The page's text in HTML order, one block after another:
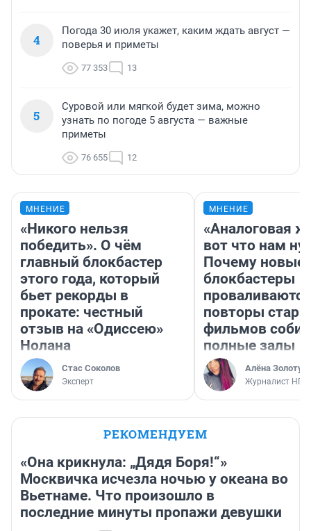
4
Погода 30 июля укажет, каким ждать август —
поверья и приметы
77 353 13
5
Суровой или мягкой будет зима, можно
узнать по погоде 5 августа — важные
приметы
76 655 12
МНЕНИЕ
«Никого нельзя
победить». О чём
главный блокбастер
этого года, который
бьет рекорды в
прокате: честный
отзыв на «Одиссею»
Нолана
Стас Соколов
Эксперт
МНЕНИЕ
«Аналоговая
вот что нам
Почему новые
блокбастеры
повторы
фильмов
полные залы
Алёна
Журналист НГС
РЕКОМЕНДУЕМ
«Она крикнула: „Дядя Боря!“»
Москвичка исчезла ночью у океана во
Вьетнаме. Что произошло в
последние минуты пропажи девушки